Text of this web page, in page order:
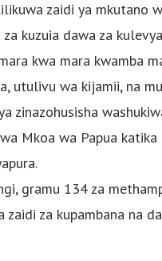
zaidi ya mkutano
kuzuia dawa za
kwa mara kwamba
utulivu wa kijamii, na
zinazohusisha
Mkoa wa Papua
gramu 134 za
za kupambana na